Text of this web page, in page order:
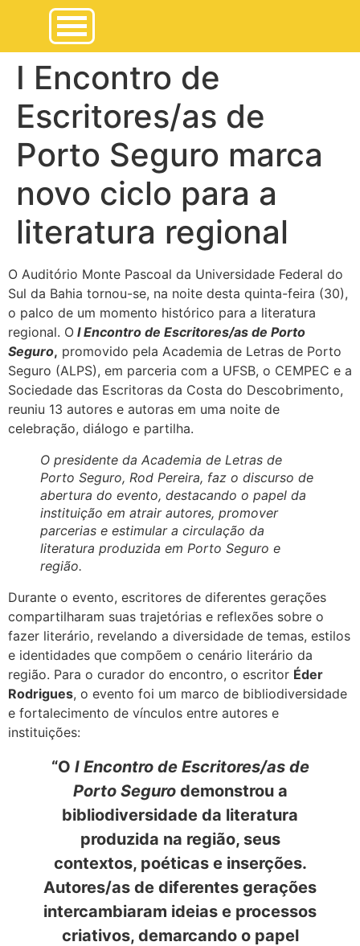
I Encontro de
Escritores/as de
Porto Seguro marca
novo ciclo para a
literatura regional
O Auditório Monte Pascoal da Universidade Federal do
Sul da Bahia tornou-se, na noite desta quinta-feira (30),
o palco de um momento histórico para a literatura
regional. O I Encontro de Escritores/as de Porto
Seguro, promovido pela Academia de Letras de Porto
Seguro (ALPS), em parceria com a UFSB, o CEMPEC e a
Sociedade das Escritoras da Costa do Descobrimento,
reuniu 13 autores e autoras em uma noite de
celebração, diálogo e partilha.
O presidente da Academia de Letras de
Porto Seguro, Rod Pereira, faz o discurso de
abertura do evento, destacando o papel da
instituição em atrair autores, promover
parcerias e estimular a circulação da
literatura produzida em Porto Seguro e
região.
Durante o evento, escritores de diferentes gerações
compartilharam suas trajetórias e reflexões sobre o
fazer literário, revelando a diversidade de temas, estilos
e identidades que compõem o cenário literário da
região. Para o curador do encontro, o escritor Éder
Rodrigues, o evento foi um marco de bibliodiversidade
e fortalecimento de vínculos entre autores e
instituições:
“O I Encontro de Escritores/as de
Porto Segurodemonstrou a
bibliodiversidade da literatura
produzida na região, seus
contextos, poéticas e inserções.
Autores/as de diferentes gerações
intercambiaram ideias e processos
criativos, demarcando o papel